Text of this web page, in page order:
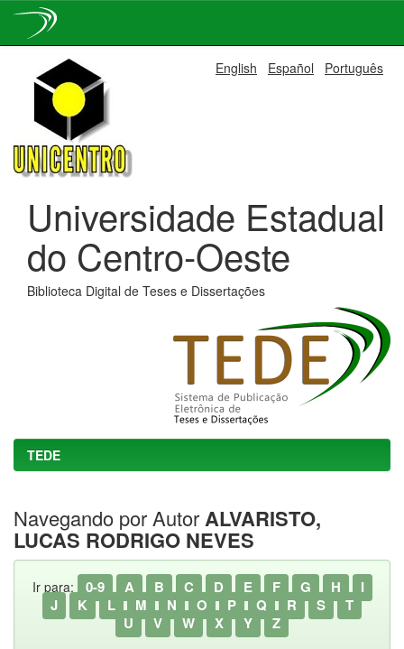
navigation
English Español Português
Universidade Estadual
do Centro-Oeste
Biblioteca Digital de Teses e Dissertações
TEDE
Navegando por AutorALVARISTO,
LUCAS RODRIGO NEVES
Ir para: 0-9 A B C D E F G H
I
J
K L M N O P Q R S
T
U
V W X Y Z